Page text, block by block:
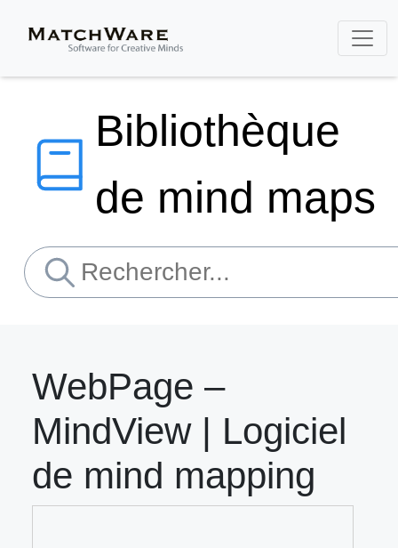
Bibliothèque
de mind maps
WebPage –
MindView | Logiciel
de mind mapping